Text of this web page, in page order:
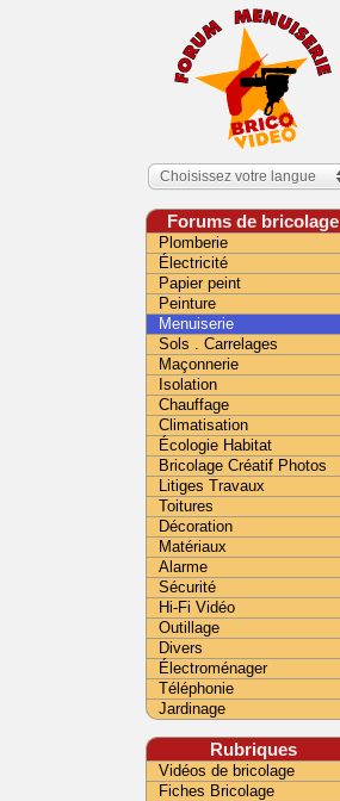
Choisissez votre langue
Forums de bricolage
Plomberie
Électricité
Papier peint
Peinture
Menuiserie
Sols . Carrelages
Maçonnerie
Isolation
Chauffage
Climatisation
Écologie Habitat
Bricolage Créatif Photos
Litiges Travaux
Toitures
Décoration
Matériaux
Alarme
Sécurité
Hi-Fi Vidéo
Outillage
Divers
Électroménager
Téléphonie
Jardinage
Rubriques
Vidéos de bricolage
Fiches Bricolage